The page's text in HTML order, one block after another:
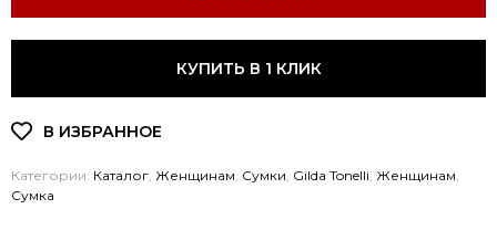
КУПИТЬ В 1 КЛИК
Категории: Каталог Женщинам Cумки Gilda Tonelli Женщинам
Сумка